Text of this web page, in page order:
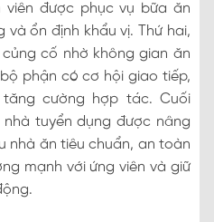
được phục vụ bữa ăn
ổn định khẩu vị. Thứ hai,
cố nhờ không gian ăn
phận có cơ hội giao tiếp,
cường hợp tác. Cuối
tuyển dụng được nâng
nhà ăn tiêu chuẩn, an toàn
mạnh với ứng viên và giữ